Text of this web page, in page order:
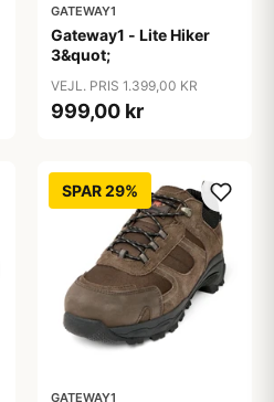
GATEWAY1
Gateway1 - Lite Hiker
3&quot;
VEJL. PRIS 1.399,00 KR
999,00 kr
SPAR 29%
GATEWAY1